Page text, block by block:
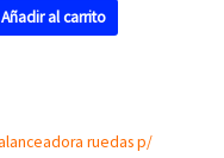
Añadir al carrito